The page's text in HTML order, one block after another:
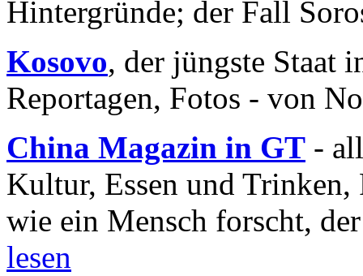
Hintergründe; der Fall
Kosovo, der jüngste Staat
Reportagen, Fotos - von
China Magazin in GT -
Kultur, Essen und
wie ein Mensch forscht,
lesen